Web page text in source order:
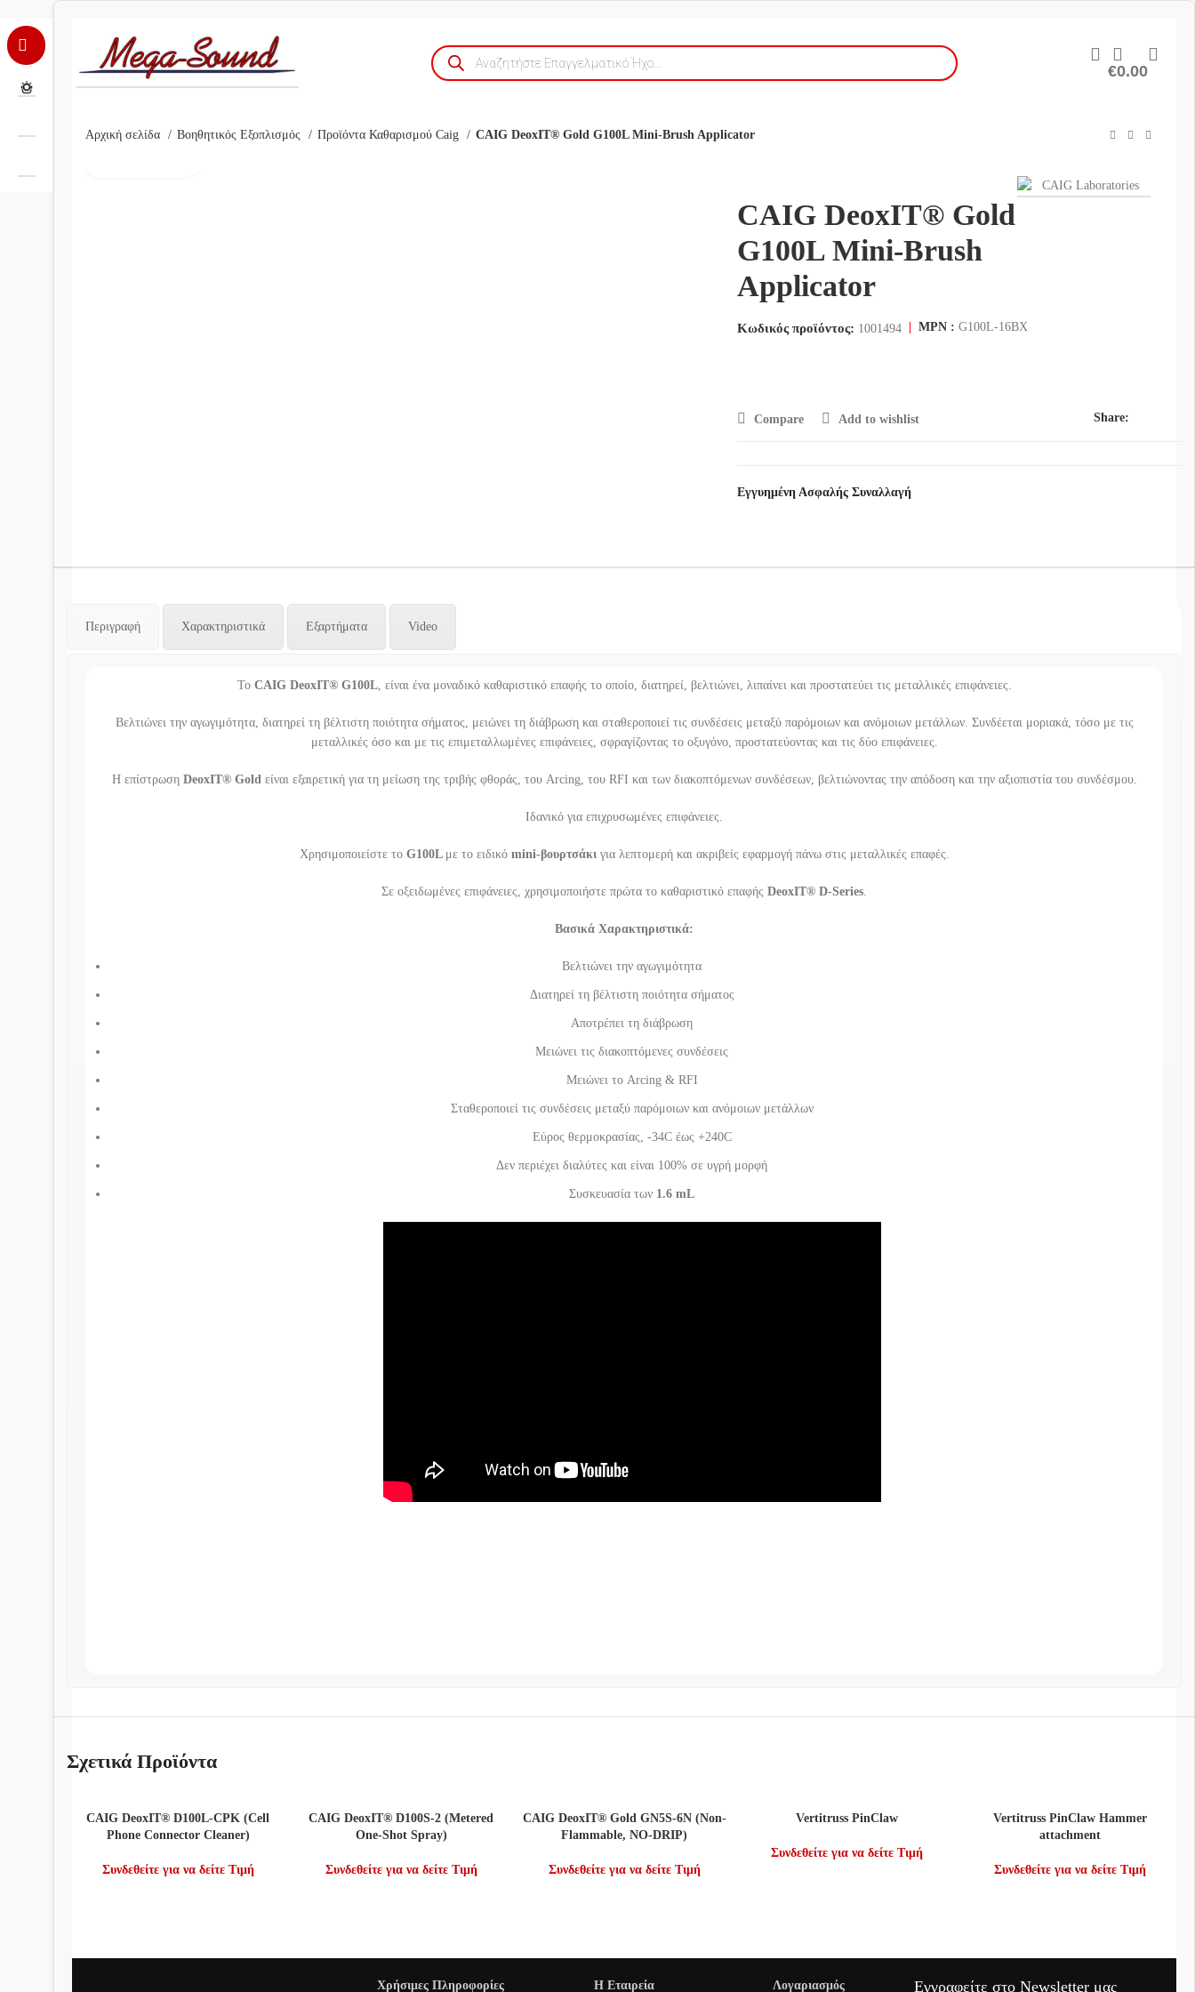
Products
search
€0.00
Αρχική σελίδα Βοηθητικός Εξοπλισμός Προϊόντα Καθαρισμού Caig CAIG DeoxIT® Gold G100L Mini-Brush Applicator
CAIG DeoxIT® Gold
G100L Mini-Brush
Applicator
Κωδικός προϊόντος: 1001494 MPN : G100L-16BX
Compare Add to wishlist Share:
Εγγυημένη Ασφαλής Συναλλαγή
Περιγραφή Χαρακτηριστικά Εξαρτήματα Video
Το CAIG DeoxIT® G100L, είναι ένα μοναδικό καθαριστικό επαφής το οποίο, διατηρεί, βελτιώνει, λιπαίνει και προστατεύει τις μεταλλικές επιφάνειες.
Βελτιώνει την αγωγιμότητα, διατηρεί τη βέλτιστη ποιότητα σήματος, μειώνει τη διάβρωση και σταθεροποιεί τις συνδέσεις μεταξύ παρόμοιων και ανόμοιων μετάλλων. Συνδέεται μοριακά, τόσο με τις
μεταλλικές όσο και με τις επιμεταλλωμένες επιφάνειες, σφραγίζοντας το οξυγόνο, προστατεύοντας και τις δύο επιφάνειες.
Η επίστρωση DeoxIT® Gold είναι εξαιρετική για τη μείωση της τριβής φθοράς, του Arcing, του RFI και των διακοπτόμενων συνδέσεων, βελτιώνοντας την απόδοση και την αξιοπιστία του συνδέσμου.
Ιδανικό για επιχρυσωμένες επιφάνειες.
Χρησιμοποιείστε το G100L με το ειδικό mini-βουρτσάκιγια λεπτομερή και ακριβείς εφαρμογή πάνω στις μεταλλικές επαφές.
Σε οξειδωμένες επιφάνειες, χρησιμοποιήστε πρώτα το καθαριστικό επαφής DeoxIT® D-Series.
Βασικά Χαρακτηριστικά:
Βελτιώνει την αγωγιμότητα
Διατηρεί τη βέλτιστη ποιότητα σήματος
Αποτρέπει τη διάβρωση
Μειώνει τις διακοπτόμενες συνδέσεις
Μειώνει το Arcing & RFI
Σταθεροποιεί τις συνδέσεις μεταξύ παρόμοιων και ανόμοιων μετάλλων
Εύρος θερμοκρασίας, -34C έως +240C
Δεν περιέχει διαλύτες και είναι 100% σε υγρή μορφή
Συσκευασία των 1.6 mL
Σχετικά Προϊόντα
ΔΙΑΒΆΣΤΕ ΠΕΡΙΣΣΌΤΕΡΑ
CAIG DeoxIT® D100L-CPK (Cell
Phone Connector Cleaner)
Συνδεθείτε για να δείτε Τιμή
ΔΙΑΒΆΣΤΕ ΠΕΡΙΣΣΌΤΕΡΑ
CAIG DeoxIT® D100S-2 (Metered
One-Shot Spray)
Συνδεθείτε για να δείτε Τιμή
ΔΙΑΒΆΣΤΕ ΠΕΡΙΣΣΌΤΕΡΑ
CAIG DeoxIT® Gold GN5S-6N (Non-
Flammable, NO-DRIP)
Συνδεθείτε για να δείτε Τιμή
ΔΙΑΒΆΣΤΕ ΠΕΡΙΣΣΌΤΕΡΑ
Vertitruss PinClaw
Συνδεθείτε για να δείτε Τιμή
ΔΙΑΒΆΣΤΕ ΠΕΡΙΣΣΌΤΕΡΑ
Vertitruss PinClaw Hammer
attachment
Συνδεθείτε για να δείτε Τιμή
Χρήσιμες Πληροφορίες Η Εταιρεία Λογαριασμός Εγγραφείτε στο Newsletter μας